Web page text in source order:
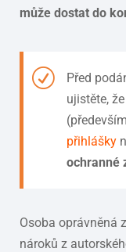
může dostat do
Před
ujistěte,
přihlášky
ochranné
Osoba oprávněná
nároků z